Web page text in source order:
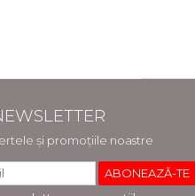
și promoțiile noastre